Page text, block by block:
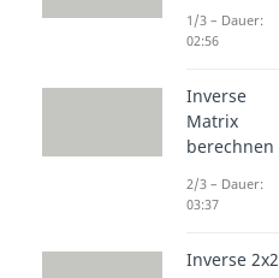
1/3 – Dauer:
02:56
Inverse
Matrix
berechnen
2/3 – Dauer:
03:37
Inverse 2x2